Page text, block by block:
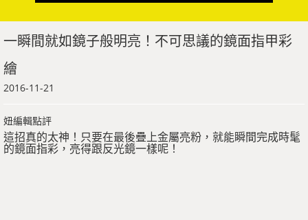
一瞬間就如鏡子般明亮！不可思議的鏡面指甲彩
繪
2016-11-21
妞編輯點評
這招真的太神！只要在最後疊上金屬亮粉，就能瞬間完成時髦
的鏡面指彩，亮得跟反光鏡一樣呢！